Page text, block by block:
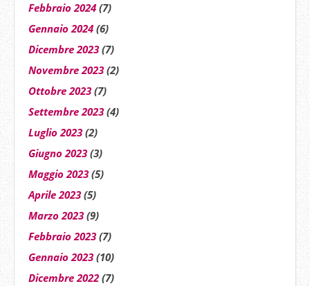
Febbraio 2024 (7)
Gennaio 2024 (6)
Dicembre 2023 (7)
Novembre 2023 (2)
Ottobre 2023 (7)
Settembre 2023 (4)
Luglio 2023 (2)
Giugno 2023 (3)
Maggio 2023 (5)
Aprile 2023 (5)
Marzo 2023 (9)
Febbraio 2023 (7)
Gennaio 2023 (10)
Dicembre 2022 (7)